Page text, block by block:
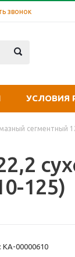
звонок
УСЛОВИЯ
сегментный
125)
00000610